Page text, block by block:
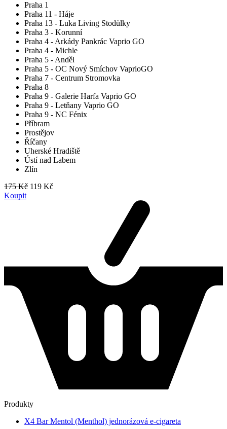
Praha 1
Praha 11 - Háje
Praha 13 - Luka Living Stodůlky
Praha 3 - Korunní
Praha 4 - Arkády Pankrác Vaprio GO
Praha 4 - Michle
Praha 5 - Anděl
Praha 5 - OC Nový Smíchov VaprioGO
Praha 7 - Centrum Stromovka
Praha 8
Praha 9 - Galerie Harfa Vaprio GO
Praha 9 - Letňany Vaprio GO
Praha 9 - NC Fénix
Příbram
Prostějov
Říčany
Uherské Hradiště
Ústí nad Labem
Zlín
175 Kč 119 Kč
Koupit
Produkty
X4 Bar Mentol (Menthol) jednorázová e-cigareta